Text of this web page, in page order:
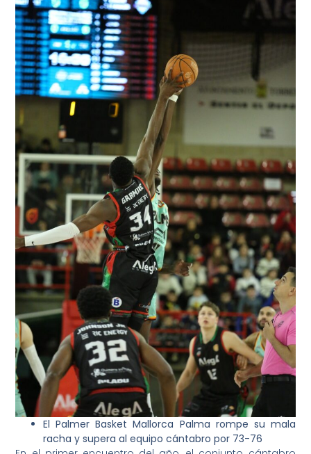
El Palmer Basket Mallorca Palma rompe su mala
racha y supera al equipo cántabro por 73-76